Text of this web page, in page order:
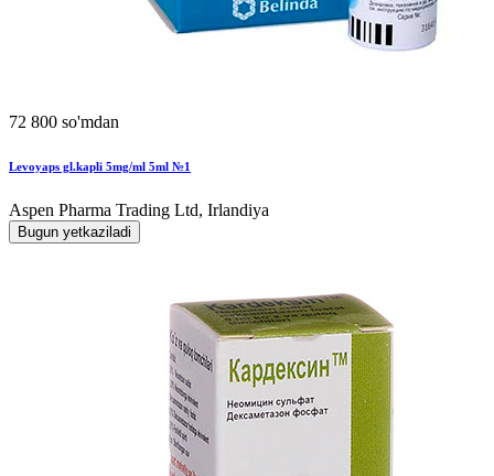
72 800 so'mdan
Levoyaps gl.kapli 5mg/ml 5ml №1
Aspen Pharma Trading Ltd, Irlandiya
Bugun yetkaziladi